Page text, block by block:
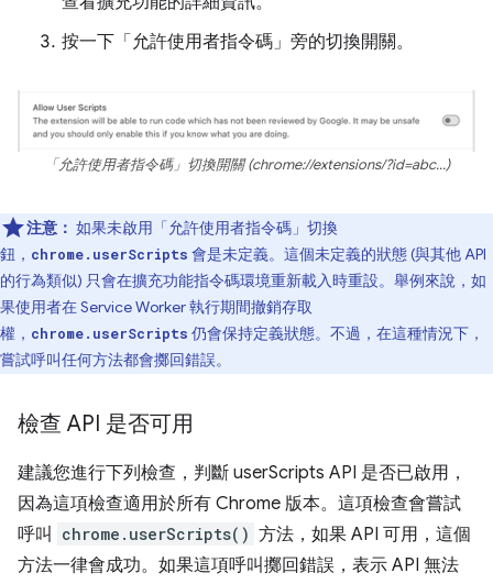
按一下「允許使用者指令碼」 旁的切換開關。
「允許使用者指令碼」切換開關 (chrome://extensions/?id=abc...)
注意： 如果未啟用「允許使用者指令碼」 切換
鈕， chrome.userScripts 會是未定義。這個未定義的狀態 (與其他 API
的行為類似) 只會在擴充功能指令碼環境重新載入時重設。舉例來說，如
果使用者在 Service Worker 執行期間撤銷存取
權， chrome.userScripts 仍會保持定義狀態。不過，在這種情況下，
嘗試呼叫任何方法都會擲回錯誤。
檢查 API 是否可用
建議您進行下列檢查，判斷 userScripts API 是否已啟用，
因為這項檢查適用於所有 Chrome 版本。這項檢查會嘗試
呼叫
chrome.userScripts() 方法，如果 API 可用，這個
方法一律會成功。如果這項呼叫擲回錯誤，表示 API 無法